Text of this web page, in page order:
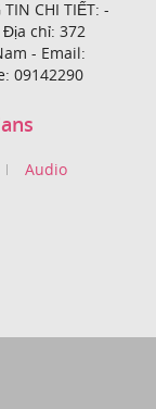
CHI TIẾT: -
Địa chỉ: 372
- Email:
09142290
Audio